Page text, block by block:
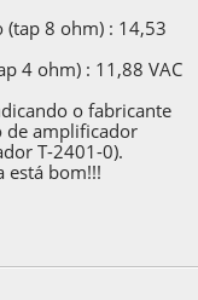
8 ohm) : 14,53
4 ohm) : 11,88 VAC
o fabricante
de amplificador
T-2401-0).
está bom!!!